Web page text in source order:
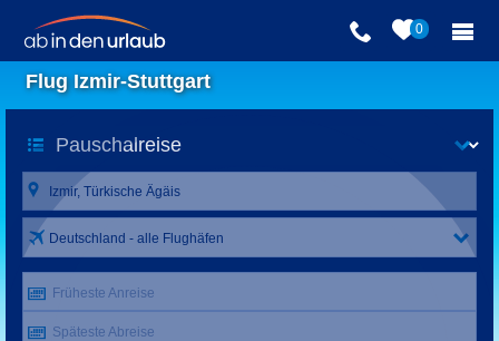
0
Flug Izmir-Stuttgart
Deutschland - alle Flughäfen
Früheste Anreise
Späteste Abreise